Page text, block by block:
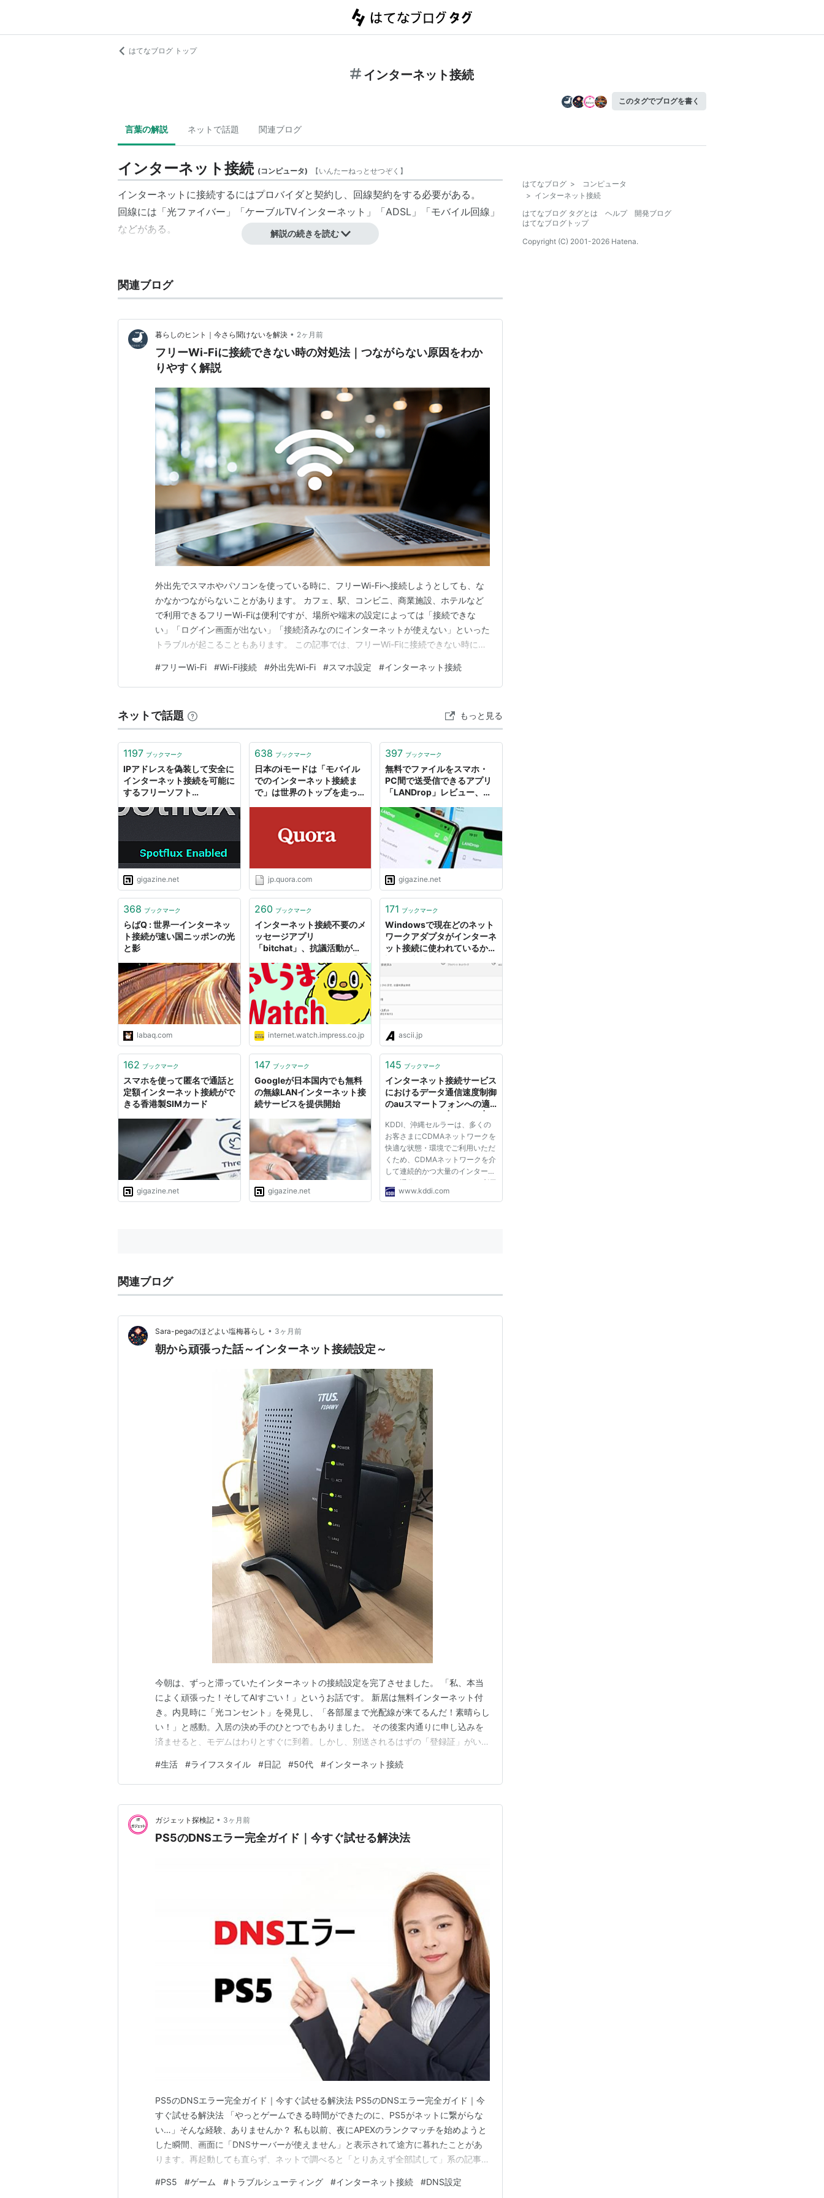
はてなブログ トップ
インターネット接続
このタグでブログを書く
言葉の解説 ネットで話題 関連ブログ
インターネット接続 (コンピュータ) 【いんたーねっとせつぞく 】
インターネットに接続するにはプロバイダと契約し、回線契約をする必要がある。
回線には「光ファイバー」「ケーブルTVインターネット」「ADSL」「モバイル回線」
などがある。
解説の続きを読む
関連ブログ
暮らしのヒント｜今さら聞けないを解決 • 2ヶ月前
フリーWi-Fiに接続できない時の対処法｜つながらない原因をわか
りやすく解説
外出先でスマホやパソコンを使っている時に、フリーWi-Fiへ接続しようとしても、な
かなかつながらないことがあります。 カフェ、駅、コンビニ、商業施設、ホテルなど
で利用できるフリーWi-Fiは便利ですが、場所や端末の設定によっては「接続できな
い」「ログイン画面が出ない」「接続済みなのにインターネットが使えない」といった
トラブルが起こることもあります。 この記事では、フリーWi-Fiに接続できない時に確
える前に、まずは基本的な確認から順番に見ていきましょう。 フリーWi-Fiに接続でき
ない時はまず何を確認する？ Wi-F…
#フリーWi-Fi #Wi-Fi接続 #外出先Wi-Fi #スマホ設定 #インターネット接続
ネットで話題 もっと見る
1197 ブックマーク
IPアドレスを偽装して安全に
インターネット接続を可能に
するフリーソフト
gigazine.net
638 ブックマーク
日本のiモードは「モバイル
でのインターネット接続ま
で」は世界のトップを走って
jp.quora.com
397 ブックマーク
無料でファイルをスマホ・
PC間で送受信できるアプリ
「LANDrop」レビュー、
Windows・macOS・Linux
対応＆アカウント作成不要＆
インターネット接続も不要で
LANだけでOK
gigazine.net
368 ブックマーク
らばQ : 世界一インターネッ
ト接続が速い国ニッポンの光
と影
labaq.com
260 ブックマーク
インターネット接続不要のメ
ッセージアプリ
「bitchat」、抗議活動が続
じうまWatch】
internet.watch.impress.co.jp
171 ブックマーク
Windowsで現在どのネット
ワークアダプタがインターネ
ット接続に使われているかを
ascii.jp
162 ブックマーク
スマホを使って匿名で通話と
定額インターネット接続がで
きる香港製SIMカード
gigazine.net
147 ブックマーク
Googleが日本国内でも無料
の無線LANインターネット接
続サービスを提供開始
gigazine.net
145 ブックマーク
インターネット接続サービス
におけるデータ通信速度制御
のauスマートフォンへの適
KDDI株式会社
KDDI、沖縄セルラーは、多くの
お客さまにCDMAネットワークを
快適な状態・環境でご利用いただ
くため、CDMAネットワークを介
して連続的かつ大量のインターネ
ット通信をauケータイからご利用
された一部のお客さまを対象に、
www.kddi.com
関連ブログ
Sara-pegaのほどよい塩梅暮らし • 3ヶ月前
朝から頑張った話～インターネット接続設定～
今朝は、ずっと滞っていたインターネットの接続設定を完了させました。 「私、本当
によく頑張った！そしてAIすごい！」というお話です。 新居は無料インターネット付
き。内見時に「光コンセント」を発見し、「各部屋まで光配線が来てるんだ！素晴らし
い！」と感動。入居の決め手のひとつでもありました。 その後案内通りに申し込みを
済ませると、モデムはわりとすぐに到着。しかし、別送されるはずの「登録証」がいつ
が、待てど暮らせど届かず。引っ越しから1週間後、とりあえずモデムを開封して説明
書を見てみると、コードを繋いでWi-Fiを拾えばOKら…
#生活 #ライフスタイル #日記 #50代 #インターネット接続
ガジェット探検記 • 3ヶ月前
PS5のDNSエラー完全ガイド｜今すぐ試せる解決法
PS5のDNSエラー完全ガイド｜今すぐ試せる解決法 PS5のDNSエラー完全ガイド｜今
すぐ試せる解決法 「やっとゲームできる時間ができたのに、PS5がネットに繋がらな
い…」そんな経験、ありませんか？ 私も以前、夜にAPEXのランクマッチを始めようと
した瞬間、画面に「DNSサーバーが使えません」と表示されて途方に暮れたことがあ
ります。再起動しても直らず、ネットで調べると「とりあえず全部試して」系の記事ば
状に合った対処法から試せる」順番で解説します。5分で解決できるケースがほとんど
#PS5 #ゲーム # トラブルシューティング #インターネット接続 #DNS設定
はてなブログ >
コンピュータ
> インターネット接続
はてなブログ タグとは
ヘルプ
開発ブログ
はてなブログトップ
Copyright (C) 2001-2026 Hatena.